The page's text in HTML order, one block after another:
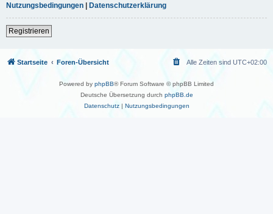
Nutzungsbedingungen | Datenschutzerklärung
Registrieren
Startseite Foren-Übersicht Alle Zeiten sind UTC+02:00
Powered by phpBB® Forum Software © phpBB Limited
Deutsche Übersetzung durch phpBB.de
Datenschutz| Nutzungsbedingungen